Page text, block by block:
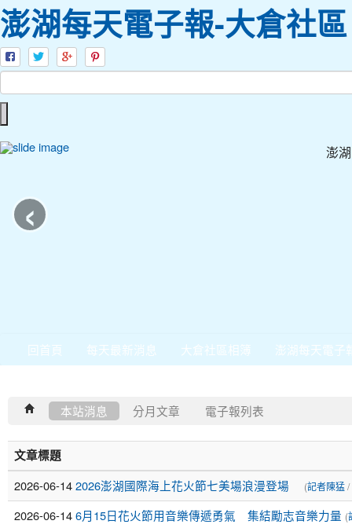
澎湖每天電子報-大倉社區
澎
‹
回首頁 每天最新消息 大倉社區相簿 澎湖每天電子
本站消息 分月文章 電子報列表
文章標題
2026-06-142026澎湖國際海上花火節七美場浪漫登場 (記者陳猛
2026-06-146月15日花火節用音樂傳遞勇氣 集結勵志音樂力量 (